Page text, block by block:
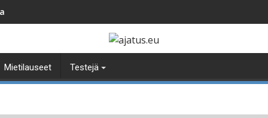
Mietilauseet Testejä